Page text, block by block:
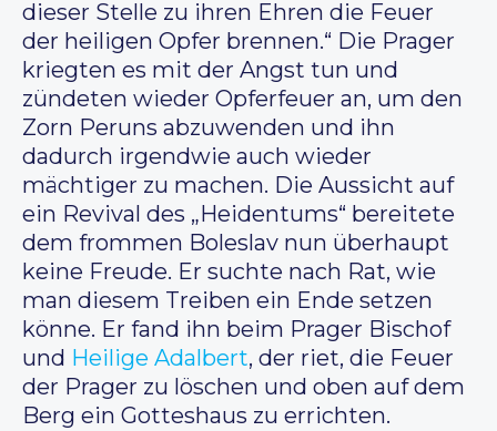
dieser Stelle zu ihren Ehren die Feuer
der heiligen Opfer brennen.“ Die Prager
kriegten es mit der Angst tun und
zündeten wieder Opferfeuer an, um den
Zorn Peruns abzuwenden und ihn
dadurch irgendwie auch wieder
mächtiger zu machen. Die Aussicht auf
ein Revival des „Heidentums“ bereitete
dem frommen Boleslav nun überhaupt
keine Freude. Er suchte nach Rat, wie
man diesem Treiben ein Ende setzen
könne. Er fand ihn beim Prager Bischof
und Heilige Adalbert, der riet, die Feuer
der Prager zu löschen und oben auf dem
Berg ein Gotteshaus zu errichten.